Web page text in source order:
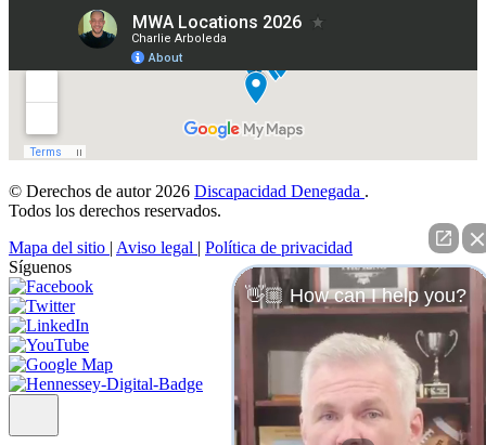
© Derechos de autor 2026 Discapacidad Denegada .
Todos los derechos reservados.
Mapa del sitio | Aviso legal | Política de privacidad
Síguenos
👋🏼 How can I help you?